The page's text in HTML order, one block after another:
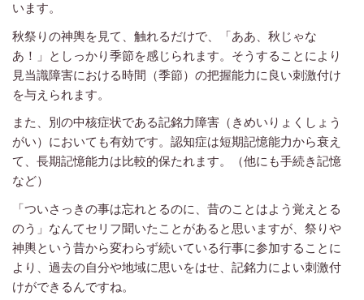
います。
秋祭りの神輿を見て、触れるだけで、「ああ、秋じゃな
あ！」としっかり季節を感じられます。そうすることにより
見当識障害における時間（季節）の把握能力に良い刺激付け
を与えられます。
また、別の中核症状である記銘力障害（きめいりょくしょう
がい）においても有効です。認知症は短期記憶能力から衰え
て、長期記憶能力は比較的保たれます。（他にも手続き記憶
など）
「ついさっきの事は忘れとるのに、昔のことはよう覚えとる
のう」なんてセリフ聞いたことがあると思いますが、祭りや
神輿という昔から変わらず続いている行事に参加することに
より、過去の自分や地域に思いをはせ、記銘力によい刺激付
けができるんですね。